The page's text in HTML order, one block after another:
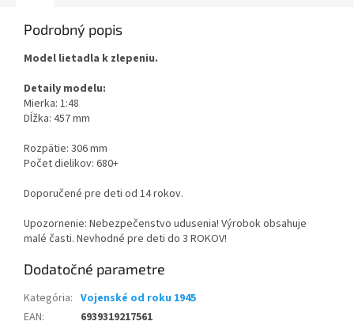
Podrobný popis
Model lietadla k zlepeniu.
Detaily modelu:
Mierka: 1:48
Dĺžka: 457 mm
Rozpätie: 306 mm
Počet dielikov: 680+
Doporučené pre deti od 14 rokov.
Upozornenie: Nebezpečenstvo udusenia! Výrobok obsahuje
malé časti. Nevhodné pre deti do 3 ROKOV!
Dodatočné parametre
Kategória: Vojenské od roku 1945
EAN:
6939319217561